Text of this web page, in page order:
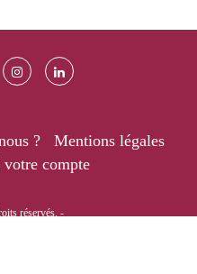
?
Mentions légales
votre compte
réservés. -